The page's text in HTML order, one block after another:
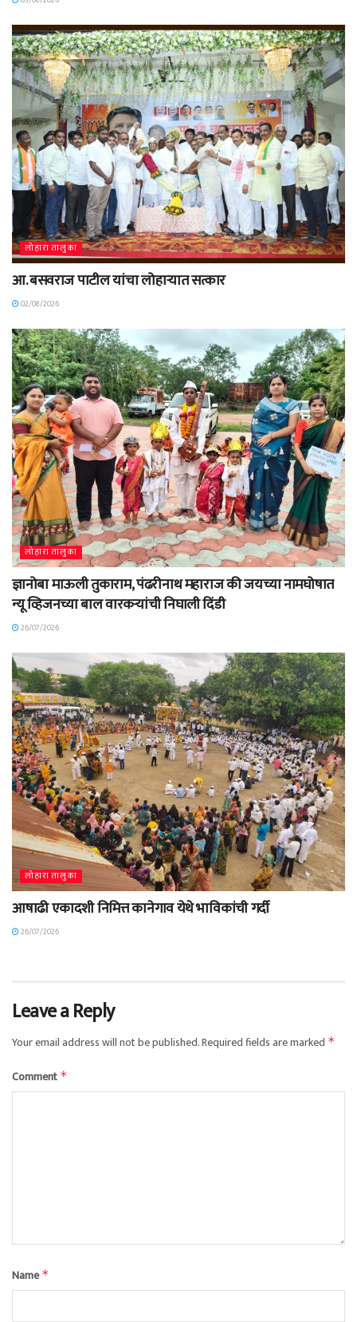
लोहारा तालुका
आ. बसवराज पाटील यांचा लोहाऱ्यात सत्कार
02/08/2026
लोहारा तालुका
ज्ञानोबा माऊली तुकाराम, पंढरीनाथ महाराज की जयच्या नामघोषात
न्यू व्हिजनच्या बाल वारकऱ्यांची निघाली दिंडी
26/07/2026
लोहारा तालुका
आषाढी एकादशी निमित्त कानेगाव येथे भाविकांची गर्दी
26/07/2026
Leave a Reply
Your email address will not be published.Required fields are marked *
Comment *
Name*